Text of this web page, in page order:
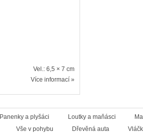
Vel.: 6,5 × 7 cm
Více informací »
Panenky a plyšáci Loutky a maňásci
Vše v pohybu Dřevěná auta